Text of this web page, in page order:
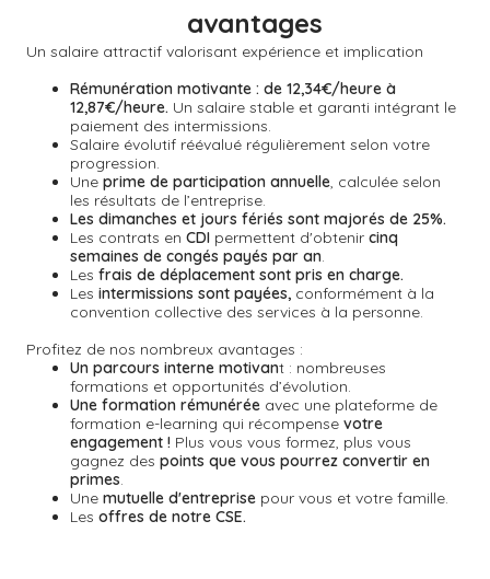
Un salaire attractif valorisant expérience et implication
Rémunération motivante : de 12,34€/heure à
12,87€/heure. Un salaire stable et garanti intégrant le
paiement des intermissions.
Salaire évolutif réévalué régulièrement selon votre
progression.
Une prime de participation annuelle, calculée selon
les résultats de l’entreprise.
Les dimanches et jours fériés sont majorés de 25%.
Les contrats en CDI permettent d'obtenir cinq
semaines de congés payés par an.
Les frais de déplacement sont pris en charge.
Les intermissions sont payées, conformément à la
convention collective des services à la personne.
Profitez de nos nombreux avantages :
Un parcours interne motivant : nombreuses
formations et opportunités d’évolution.
Une formation rémunérée avec une plateforme de
formation e-learning qui récompense votre
engagement ! Plus vous vous formez, plus vous
gagnez des points que vous pourrez convertir en
primes.
Une mutuelle d'entreprise pour vous et votre famille.
Les offres de notre CSE.
avantages